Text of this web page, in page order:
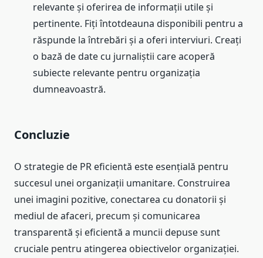
relevante și oferirea de informații utile și
pertinente. Fiți întotdeauna disponibili pentru a
răspunde la întrebări și a oferi interviuri. Creați
o bază de date cu jurnaliștii care acoperă
subiecte relevante pentru organizația
dumneavoastră.
Concluzie
O strategie de PR eficientă este esențială pentru
succesul unei organizații umanitare. Construirea
unei imagini pozitive, conectarea cu donatorii și
mediul de afaceri, precum și comunicarea
transparentă și eficientă a muncii depuse sunt
cruciale pentru atingerea obiectivelor organizației.